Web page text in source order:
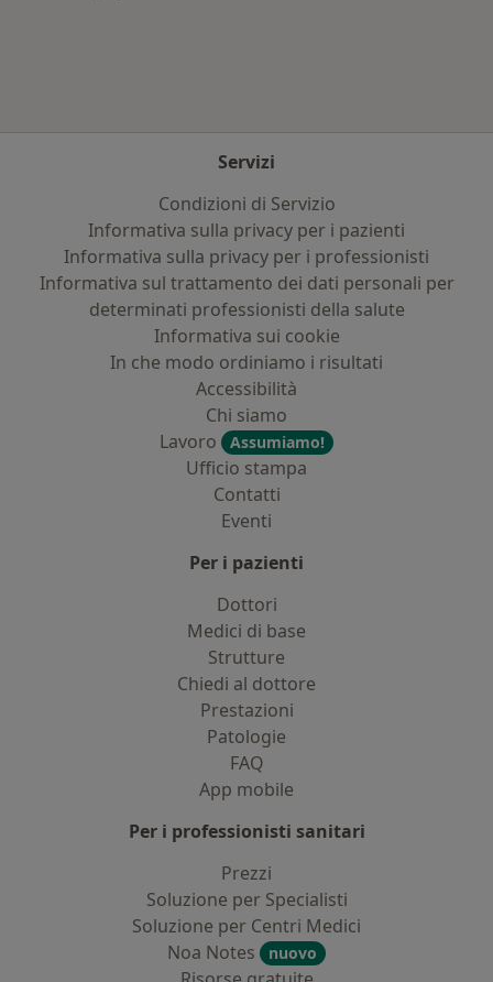
Servizi
Condizioni di Servizio
Informativa sulla privacy per i pazienti
Informativa sulla privacy per i professionisti
Informativa sul trattamento dei dati personali per
determinati professionisti della salute
Informativa sui cookie
In che modo ordiniamo i risultati
Accessibilità
Chi siamo
Lavoro
Assumiamo!
Ufficio stampa
Contatti
Eventi
Per i pazienti
Dottori
Medici di base
Strutture
Chiedi al dottore
Prestazioni
Patologie
FAQ
App mobile
Per i professionisti sanitari
Prezzi
Soluzione per Specialisti
Soluzione per Centri Medici
Noa Notes
nuovo